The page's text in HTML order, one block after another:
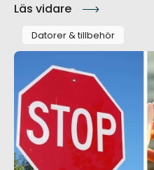
Läs vidare
Datorer & tillbehör